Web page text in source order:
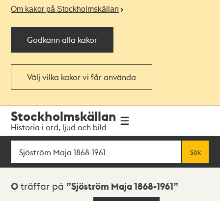
Om kakor på Stockholmskällan
Godkänn alla kakor
Välj vilka kakor vi får använda
navigationen
huvudinnehållet
Stockholmskällan
Historia i ord, ljud och bild
Sök
Sök
Sökresultat
0 träffar på Sjöström Maja 1868-1961